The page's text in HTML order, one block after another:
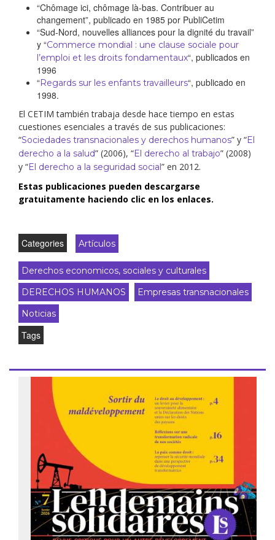
“Chômage ici, chômage là-bas. Contribuer au
changement”, publicado en 1985 por PubliCetim
“Sud-Nord, nouvelles alliances pour la dignité du travail”
y “Commerce mondial : une clause sociale pour
l’emploi et les droits fondamentaux“, publicados en
1996
“Regards sur les enfants travailleurs“, publicado en
1998.
El CETIM también trabaja desde hace tiempo en estas
cuestiones esenciales a través de sus publicaciones:
“Sociedades transnacionales y derechos humanos” y “El
derecho a la salud” (2006), “El derecho al trabajo” (2008)
y “El derecho a la seguridad social” en 2012.
Estas publicaciones pueden descargarse
gratuitamente haciendo clic en los enlaces.
Categories Artículos
Derechos economicos, sociales y culturales
DERECHOS HUMANOS
Empresas transnacionales
Noticias
Tags